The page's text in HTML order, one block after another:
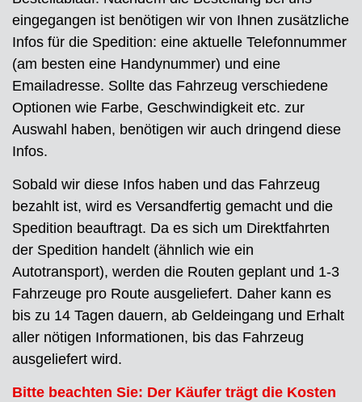
eingegangen ist benötigen wir von Ihnen zusätzliche
Infos für die Spedition: eine aktuelle Telefonnummer
(am besten eine Handynummer) und eine
Emailadresse. Sollte das Fahrzeug verschiedene
Optionen wie Farbe, Geschwindigkeit etc. zur
Auswahl haben, benötigen wir auch dringend diese
Infos.
Sobald wir diese Infos haben und das Fahrzeug
bezahlt ist, wird es Versandfertig gemacht und die
Spedition beauftragt. Da es sich um Direktfahrten
der Spedition handelt (ähnlich wie ein
Autotransport), werden die Routen geplant und 1-3
Fahrzeuge pro Route ausgeliefert. Daher kann es
bis zu 14 Tagen dauern, ab Geldeingang und Erhalt
aller nötigen Informationen, bis das Fahrzeug
ausgeliefert wird.
Bitte beachten Sie: Der Käufer trägt die Kosten